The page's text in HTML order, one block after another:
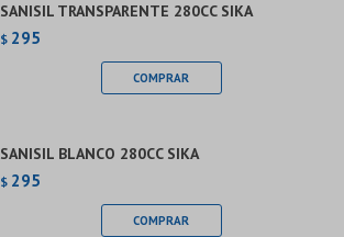
SANISIL TRANSPARENTE 280CC SIKA
$ 295
SANISIL BLANCO 280CC SIKA
$ 295